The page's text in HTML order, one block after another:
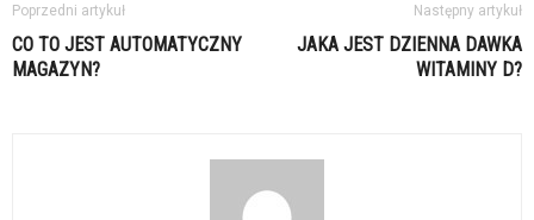
Poprzedni artykuł
CO TO JEST AUTOMATYCZNY
MAGAZYN?
Następny artykuł
JAKA JEST DZIENNA DAWKA
WITAMINY D?